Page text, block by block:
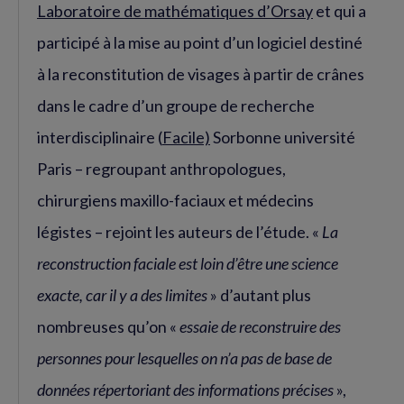
Laboratoire de mathématiques d’Orsayet qui a
participé à la mise au point d’un logiciel destiné
à la reconstitution de visages à partir de crânes
dans le cadre d’un groupe de recherche
interdisciplinaire (Facile)Sorbonne université
Paris – regroupant anthropologues,
chirurgiens maxillo-faciaux et médecins
légistes – rejoint les auteurs de l’étude. « La
reconstruction faciale est loin d’être une science
exacte, car il y a des limites» d’autant plus
nombreuses qu’on «essaie de reconstruire des
personnes pour lesquelles on n’a pas de base de
données répertoriant des informations précises»,